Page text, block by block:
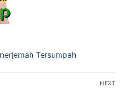
Tersumpah
NEXT